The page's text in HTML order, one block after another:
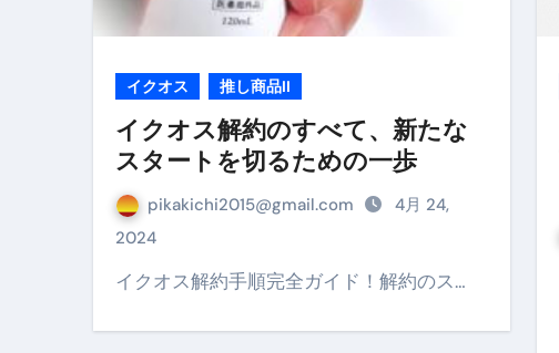
この動画は国にすぐ消されます。これ
意外にありえる？日経平均40000円を
アフィリエイト【稼げるキーワード】
【必見】融資受けるなら”コレ”を確実
弁護士が教える「投資詐欺」に引っか
【PR】フリーランス必見！入金前の
【2023年最新】金融ブラックでも可能
個人事業主は銀行から融資を受けると
イクオス 推し商品II
イクオス解約のすべて、新たな
スタートを切るための一歩
pikakichi2015@gmail.com
4月 24,
2024
イクオス解約手順完全ガイド！解約のス…